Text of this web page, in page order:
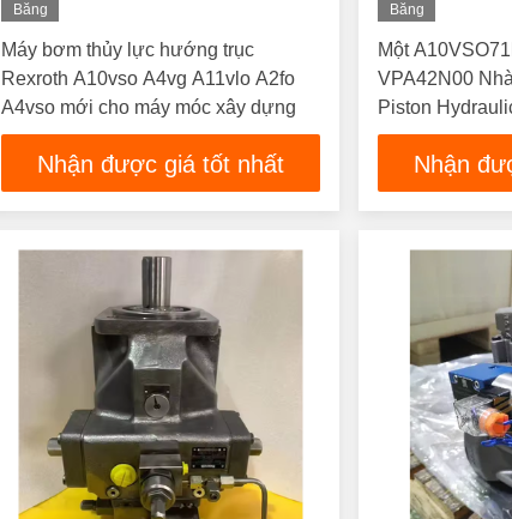
Băng
Máy bơm thủy lực hướng trục
Rexroth A10vso A4vg A11vlo A2fo
A4vso mới cho máy móc xây dựng
Nhận được giá tốt nhất
Băng
Một
VPA42N00
Piston
A4VSO A6VM
thế bơm chất
Nhận